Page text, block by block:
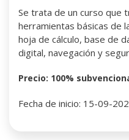
Se trata de un curso que
herramientas básicas de
hoja de cálculo, base de
digital, navegación y
Precio: 100%
Fecha de inicio: 15-09-